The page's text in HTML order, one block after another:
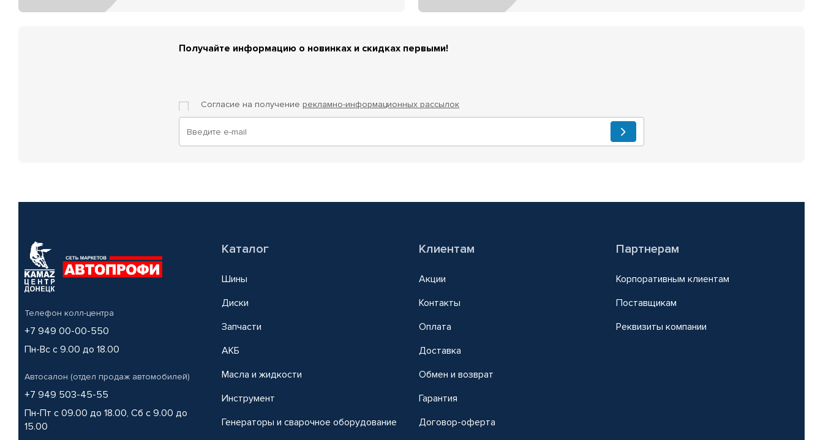
Получайте информацию о новинках и скидках первыми!
Согласие на получение рекламно-информационных рассылок
Телефон колл-центра
+7 949 00-00-550
Пн-Вс с 9.00 до 18.00
Автосалон (отдел продаж автомобилей)
+7 949 503-45-55
Пн-Пт с 09.00 до 18.00, Сб с 9.00 до
15.00
Каталог
Шины
Диски
Запчасти
АКБ
Масла и жидкости
Инструмент
Генераторы и сварочное оборудование
Клиентам
Акции
Контакты
Оплата
Доставка
Обмен и возврат
Гарантия
Договор-оферта
Партнерам
Корпоративным клиентам
Поставщикам
Реквизиты компании